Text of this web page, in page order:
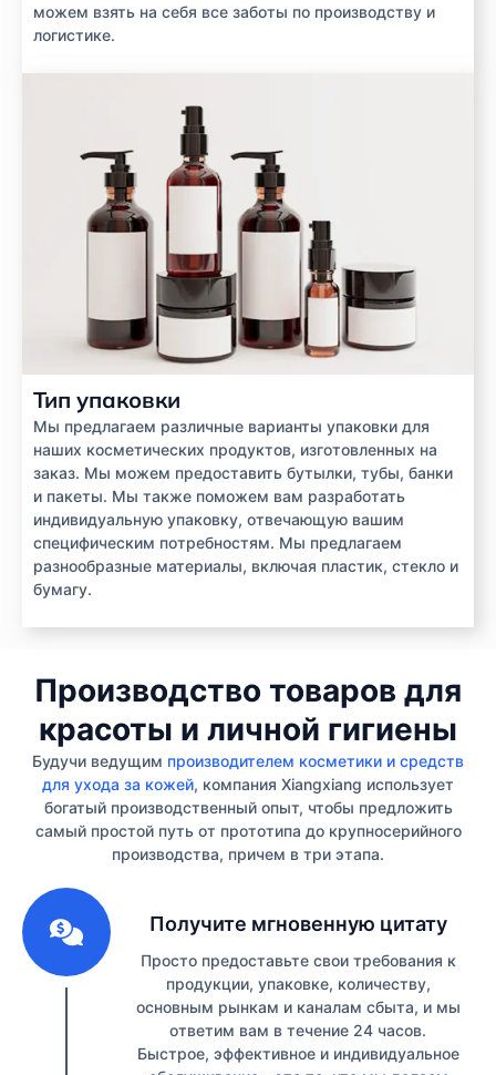
можем взять на себя все заботы по производству и
логистике.
Тип упаковки
Мы предлагаем различные варианты упаковки для
наших косметических продуктов, изготовленных на
заказ. Мы можем предоставить бутылки, тубы, банки
и пакеты. Мы также поможем вам разработать
индивидуальную упаковку, отвечающую вашим
специфическим потребностям. Мы предлагаем
разнообразные материалы, включая пластик, стекло и
бумагу.
Производство товаров для
красоты и личной гигиены
Будучи ведущим производителем косметики и средств
для ухода за кожей, компания Xiangxiang использует
богатый производственный опыт, чтобы предложить
самый простой путь от прототипа до крупносерийного
производства, причем в три этапа.
Получите мгновенную цитату
Просто предоставьте свои требования к
продукции, упаковке, количеству,
основным рынкам и каналам сбыта, и мы
ответим вам в течение 24 часов.
Быстрое, эффективное и индивидуальное